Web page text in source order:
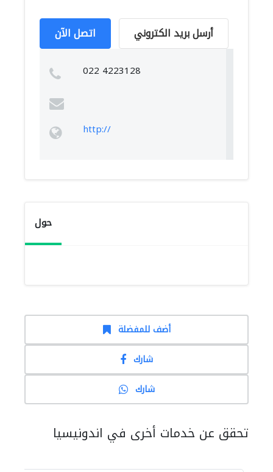
اتصل الآن أرسل بريد الكتروني
022 4223128
http://
حول
أضف للمفضلة
شارك
شارك
تحقق عن خدمات أخرى في اندونيسيا